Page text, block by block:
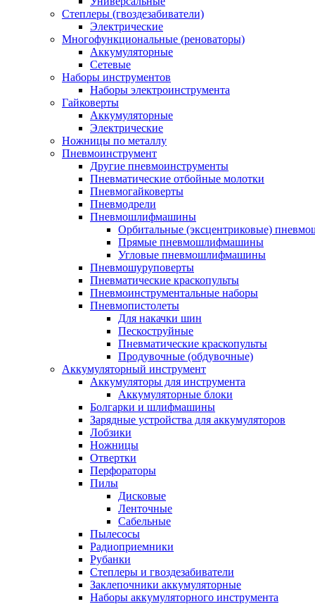
Степлеры (гвоздезабиватели)
Электрические
Многофункциональные (реноваторы)
Аккумуляторные
Сетевые
Наборы инструментов
Наборы электроинструмента
Гайковерты
Аккумуляторные
Электрические
Ножницы по металлу
Пневмоинструмент
Другие пневмоинструменты
Пневматические отбойные молотки
Пневмогайковерты
Пневмодрели
Пневмошлифмашины
Орбитальные (эксцентриковые)
Прямые пневмошлифмашины
Угловые пневмошлифмашины
Пневмошуруповерты
Пневматические краскопульты
Пневмоинструментальные наборы
Пневмопистолеты
Для накачки шин
Пескоструйные
Пневматические краскопульты
Продувочные (обдувочные)
Аккумуляторный инструмент
Аккумуляторы для инструмента
Аккумуляторные блоки
Болгарки и шлифмашины
Зарядные устройства для аккумуляторов
Лобзики
Ножницы
Отвертки
Перфораторы
Пилы
Дисковые
Ленточные
Сабельные
Пылесосы
Радиоприемники
Рубанки
Степлеры и гвоздезабиватели
Заклепочники аккумуляторные
Наборы аккумуляторного инструмента